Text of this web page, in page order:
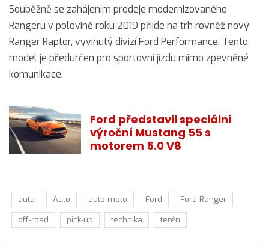
Souběžně se zahájením prodeje modernizovaného
Rangeru v polovině roku 2019 přijde na trh rovněž nový
Ranger Raptor, vyvinutý divizí Ford Performance. Tento
model je předurčen pro sportovní jízdu mimo zpevněné
komunikace.
Ford představil speciální
výroční Mustang 55 s
motorem 5.0 V8
auta Auto auto-moto Ford
Ford Ranger
off-road
pick-up technika terén